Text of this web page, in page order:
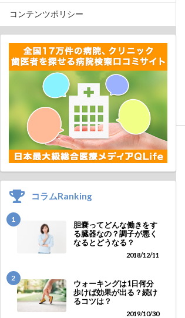
コンテンツポリシー
コラムRanking
1
胆嚢ってどんな働きをす
る臓器なの？調子が悪く
なるとどうなる？
2018/12/11
2
ウォーキングは1日何分
歩けば効果が出る？続け
るコツは？
2019/10/30